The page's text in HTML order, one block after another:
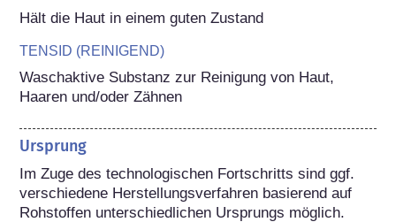
Hält die Haut in einem guten Zustand
TENSID (REINIGEND)
Waschaktive Substanz zur Reinigung von Haut,
Haaren und/oder Zähnen
Ursprung
Im Zuge des technologischen Fortschritts sind ggf.
verschiedene Herstellungsverfahren basierend auf
Rohstoffen unterschiedlichen Ursprungs möglich.